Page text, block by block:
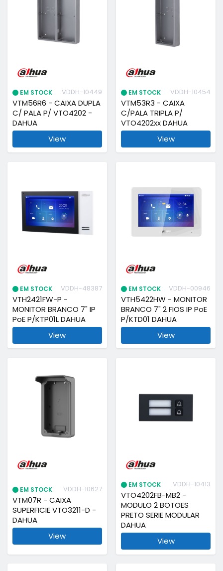
EM STOCK VDDH-10449
VTM56R6 - CAIXA DUPLA
C/ PALA P/ VTO4202 -
DAHUA
View
EM STOCK VDDH-10454
VTM53R3 - CAIXA
C/PALA TRIPLA P/
VTO4202xx DAHUA
View
EM STOCK VDDH-48387
VTH2421FW-P -
MONITOR BRANCO 7" IP
PoE P/KTP01L DAHUA
View
EM STOCK VDDH-00946
VTH5422HW - MONITOR
BRANCO 7" 2 FIOS IP PoE
P/KTD01 DAHUA
View
EM STOCK VDDH-10627
VTM07R - CAIXA
SUPERFICIE VTO3211-D -
DAHUA
View
EM STOCK VDDH-10413
VTO4202FB-MB2 -
MODULO 2 BOTOES
PRETO SERIE MODULAR
DAHUA
View